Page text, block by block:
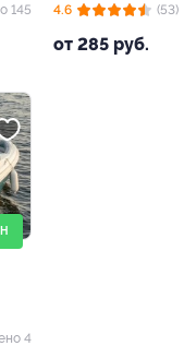
145
от 285 руб.
4.6 (53)
4